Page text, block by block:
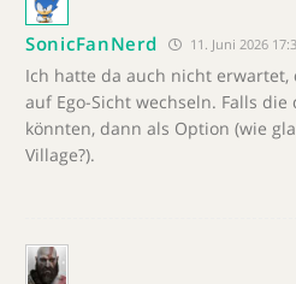
SonicFanNerd 11. Juni 2026
Ich hatte da auch nicht
auf Ego-Sicht wechseln. Falls
könnten, dann als Option (wie
Village?).